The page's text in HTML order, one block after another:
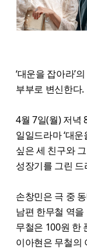
‘대운을 잡아라’
부부로 변신한다.
4월 7일(월) 저녁
일일드라마 ‘대
싶은 세 친구와
성장기를 그린 드
손창민은 극 중
남편 한무철 역
무철은 100원 한
이아현은 무철의